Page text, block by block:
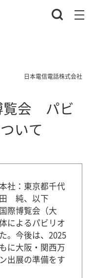
日本電信電話株式会社
覧会 パビ
いて
社：東京都千代
田 純、以下
際博覧会（大
によるパビリオ
。今後は、2025
に大阪・関西万
出展の準備をす